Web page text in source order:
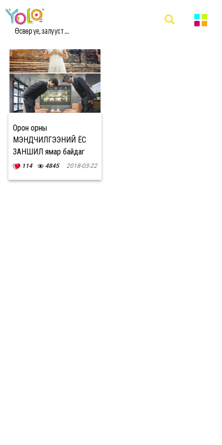
Өсвөр үе, залууст ...
#COMPLIMENTARY МЭДЭЭ
Орон орны
МЭНДЧИЛГЭЭНИЙ ЁС
ЗАНШИЛ ямар байдаг
вэ?114 4845 2018-03-22